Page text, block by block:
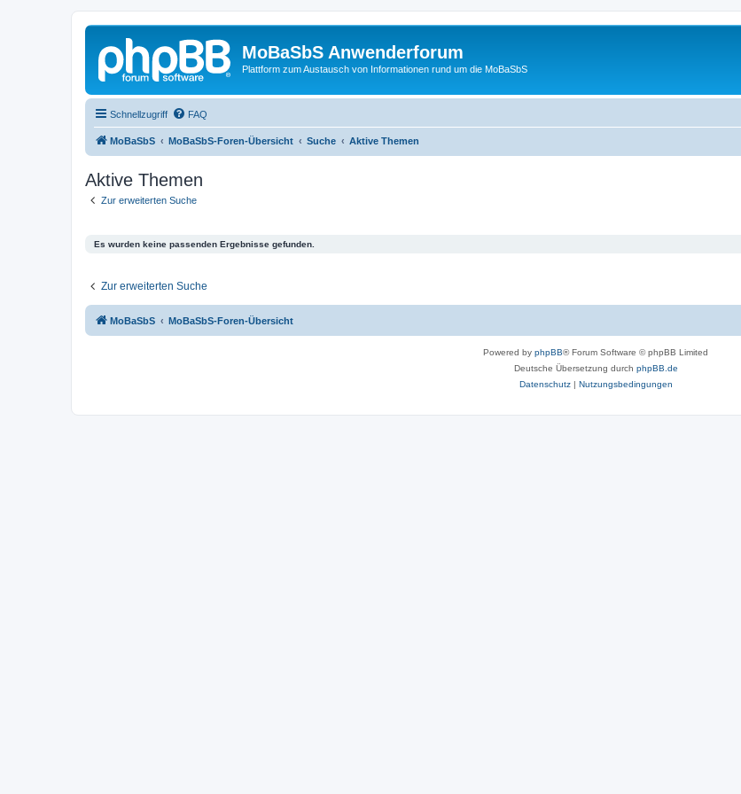
MoBaSbS Anwenderforum
Plattform zum Austausch von Informationen rund um die MoBaSbS
Schnellzugriff FAQ
MoBaSbS MoBaSbS-Foren-Übersicht Suche Aktive Themen
Aktive Themen
Zur erweiterten Suche
Es wurden keine passenden Ergebnisse gefunden.
Zur erweiterten Suche
MoBaSbS MoBaSbS-Foren-Übersicht
Powered by phpBB® Forum Software © phpBB Limited
Deutsche Übersetzung durch phpBB.de
Datenschutz| Nutzungsbedingungen